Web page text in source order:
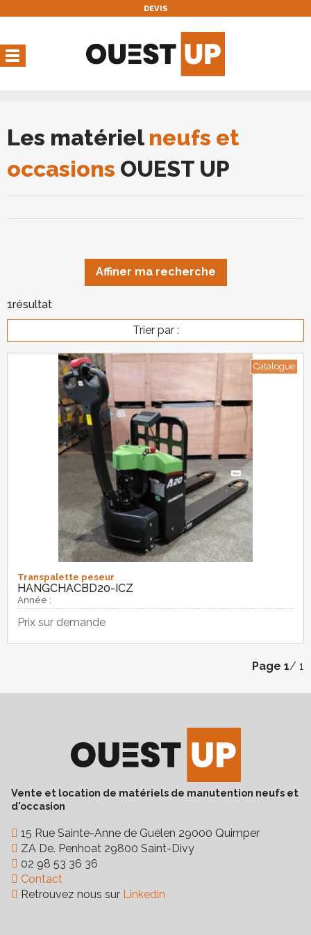
DEVIS
Les matérielneufs et
occasions OUEST UP
1résultat
Trier par :
Affiner ma recherche
Catalogue
Transpalette peseur
HANGCHACBD20-ICZ
Année :
Prix sur demande
Page 1/ 1
Vente et location de matériels de manutention neufs et
d'occasion
15 Rue Sainte-Anne de Guélen 29000 Quimper
ZA De. Penhoat 29800 Saint-Divy
02 98 53 36 36
Contact
Retrouvez nous sur Linkedin
Vous avez une réservation
en cours
Vous n'avez pas de réservation en cours